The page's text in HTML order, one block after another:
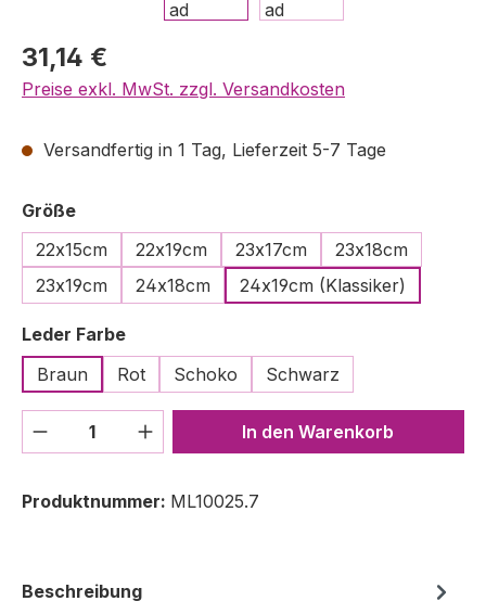
Regulärer Preis:
31,14 €
Preise exkl. MwSt. zzgl. Versandkosten
Versandfertig in 1 Tag, Lieferzeit 5-7 Tage
Größeauswählen
22x15cm
22x19cm 23x17cm
23x18cm
23x19cm
24x18cm 24x19cm (Klassiker)
Leder Farbeauswählen
Braun
Rot Schoko Schwarz
Produkt Anzahl: Gib denIn den Warenkorb
Produktnummer: ML10025.7
Beschreibung